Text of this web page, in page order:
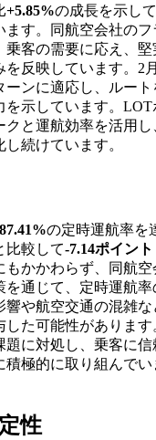
+5.85%の成長を示して
ます。同航空会社のフ
乗客の需要に応え、堅
を反映しています。2
ーンに適応し、ルート
を示しています。LOT
クと運航効率を活用し
続けています。
87.41%の定時運航率を
比較して-7.14ポイント
もかかわらず、同航空
を通じて、定時運航率
響や航空交通の混雑な
した可能性があります
に対処し、乗客に信
積極的に取り組んでい
性